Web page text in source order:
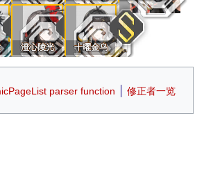
澄心陵光 十曜金乌
parser function
修正者一览